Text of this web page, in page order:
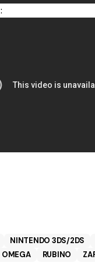
:
NINTENDO 3DS/2DS
OMEGA RUBINO